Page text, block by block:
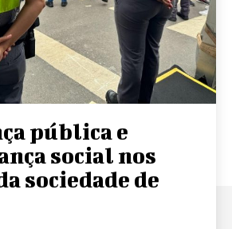
pública e
social nos
sociedade de